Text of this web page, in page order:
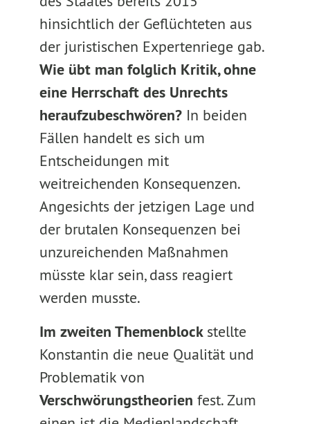
hinsichtlich der Geflüchteten aus
der juristischen Expertenriege gab.
Wie übt man folglich Kritik, ohne
eine Herrschaft des Unrechts
heraufzubeschwören? In beiden
Fällen handelt es sich um
Entscheidungen mit
weitreichenden Konsequenzen.
Angesichts der jetzigen Lage und
der brutalen Konsequenzen bei
unzureichenden Maßnahmen
müsste klar sein, dass reagiert
werden musste.
Im zweiten Themenblock stellte
Konstantin die neue Qualität und
Problematik von
Verschwörungstheorien fest. Zum